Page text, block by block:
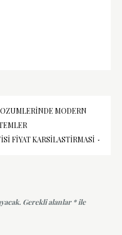
MODERN
FIYAT KARSILASTIRMASI
Gerekli alanlar *ile